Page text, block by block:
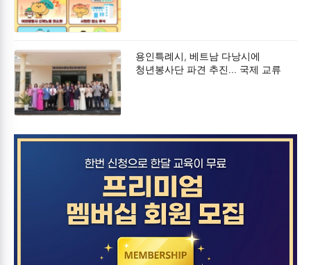
용인특례시, 베트남 다낭시에
청년봉사단 파견 추진… 국제 교류